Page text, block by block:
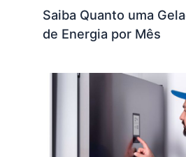
Saiba Quanto uma
de Energia por Mês